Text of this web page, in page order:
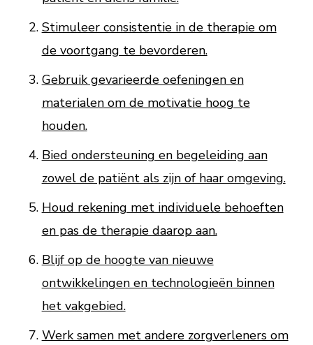
Stimuleer consistentie in de therapie om
de voortgang te bevorderen.
Gebruik gevarieerde oefeningen en
materialen om de motivatie hoog te
houden.
Bied ondersteuning en begeleiding aan
zowel de patiënt als zijn of haar omgeving.
Houd rekening met individuele behoeften
en pas de therapie daarop aan.
Blijf op de hoogte van nieuwe
ontwikkelingen en technologieën binnen
het vakgebied.
Werk samen met andere zorgverleners om